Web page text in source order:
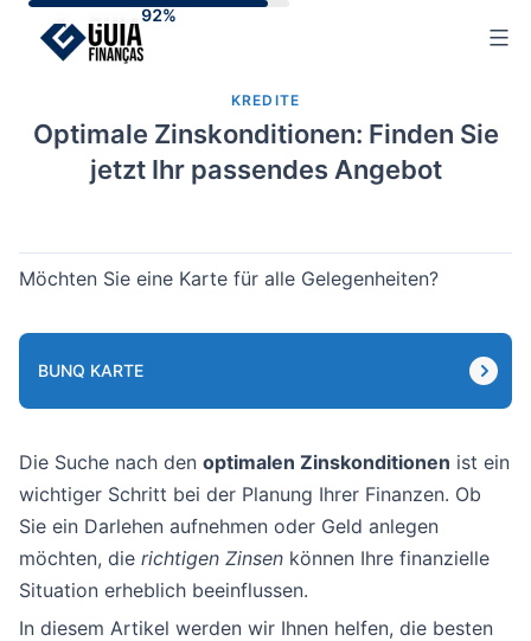
KREDITE
Optimale Zinskonditionen: Finden Sie
jetzt Ihr passendes Angebot
Möchten Sie eine Karte für alle Gelegenheiten?
BUNQ KARTE
Die Suche nach den optimalen Zinskonditionen ist ein
wichtiger Schritt bei der Planung Ihrer Finanzen. Ob
Sie ein Darlehen aufnehmen oder Geld anlegen
möchten, die richtigen Zinsen können Ihre finanzielle
Situation erheblich beeinflussen.
In diesem Artikel werden wir Ihnen helfen, die besten